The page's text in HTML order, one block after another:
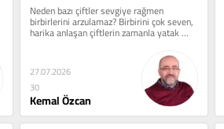
Neden bazı çiftler sevgiye rağmen
birbirlerini arzulamaz? Birbirini çok seven,
harika anlaşan çiftlerin zamanla yatak
odasında o eski heyecanı...
27.07.2026
30
Kemal Özcan